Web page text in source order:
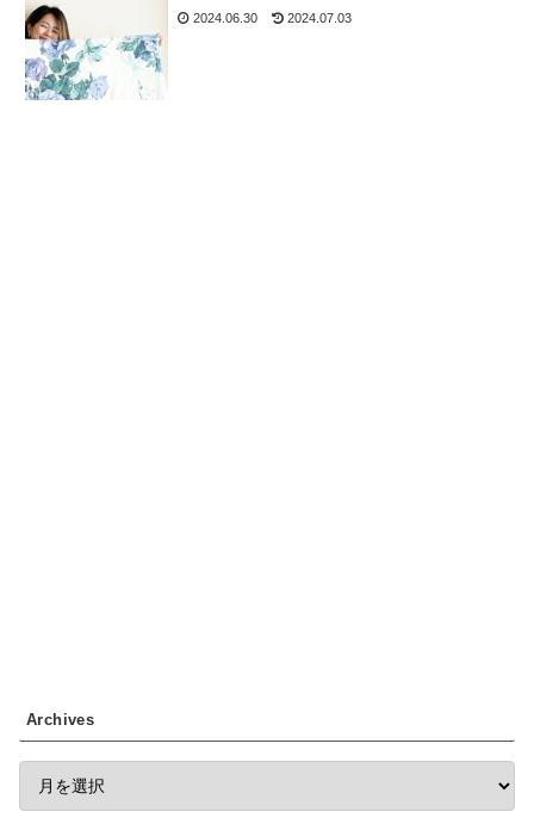
2024.06.30 2024.07.03
Archives